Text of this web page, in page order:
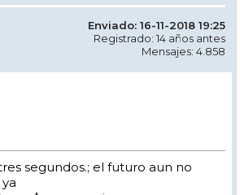
Enviado: 16-11-2018 19:25
Registrado: 14 años antes
Mensajes: 4.858
segundos.; el futuro aun no